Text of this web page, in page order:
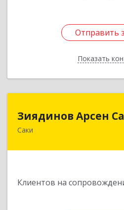
Отправить
Показать
Отправить
Назад
Зиядинов Арсен
Саки
Клиентов на